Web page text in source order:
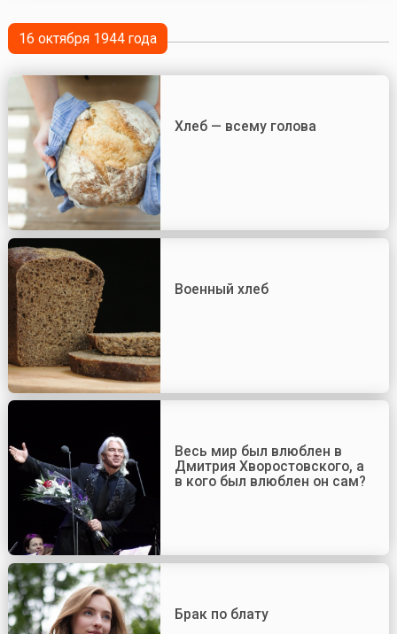
16 октября 1944 года
Хлеб — всему голова
Военный хлеб
Весь мир был влюблен в
Дмитрия Хворостовского, а
в кого был влюблен он сам?
Брак по блату